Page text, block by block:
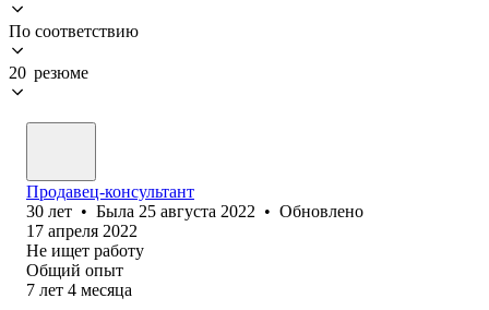
По соответствию
20 резюме
Продавец-консультант
30 лет • Была 25 августа 2022 • Обновлено
17 апреля 2022
Не ищет работу
Общий опыт
7 лет 4 месяца